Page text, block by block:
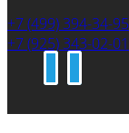
+7 (499) 394-34-95
+7 (925) 343-02-01